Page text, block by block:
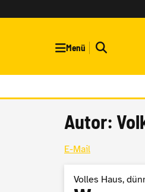
Menü
Autor:
E-Mail
Volles Haus,